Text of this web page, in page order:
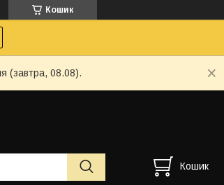
Кошик
(завтра, 08.08).
Кошик